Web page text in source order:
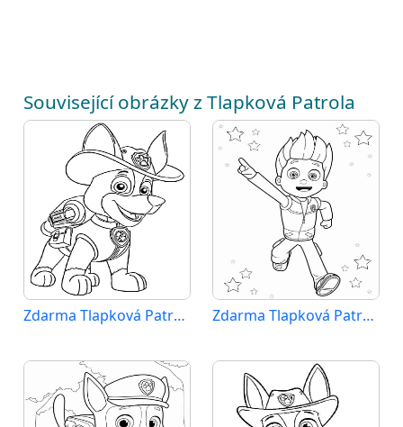
Související obrázky z Tlapková Patrola
Zdarma Tlapková Patrola Zdarma Tlapková Patrola Obrázek